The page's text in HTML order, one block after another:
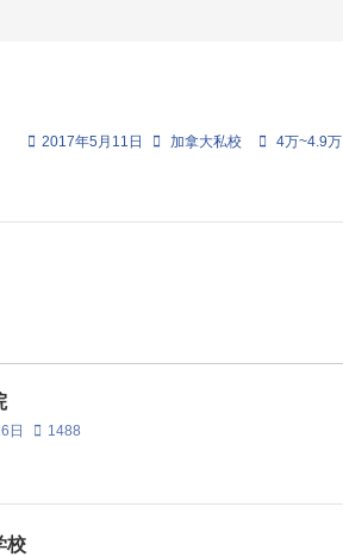
2017年5月11日 加拿大私校 4万~4.9万
日 1488
校